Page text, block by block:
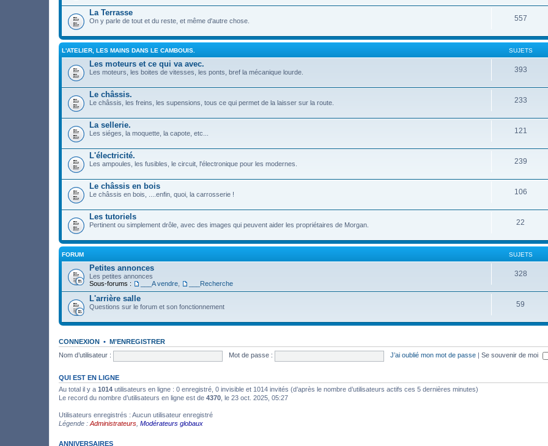
La Terrasse
On y parle de tout et du reste, et même d'autre chose. 557
L'ATELIER, LES MAINS DANS LE CAMBOUIS. SUJETS
Les moteurs et ce qui va avec.
Les moteurs, les boites de vitesses, les ponts, bref la mécanique lourde. 393
Le châssis.
Le châssis, les freins, les supensions, tous ce qui permet de la laisser sur la route. 233
La sellerie.
Les siéges, la moquette, la capote, etc... 121
L'électricité.
Les ampoules, les fusibles, le circuit, l'électronique pour les modernes. 239
Le châssis en bois
Le châssis en bois, ....enfin, quoi, la carrosserie ! 106
Les tutoriels
Pertinent ou simplement drôle, avec des images qui peuvent aider les propriétaires de Morgan. 22
FORUM SUJETS
Petites annonces
Les petites annonces
Sous-forums :
___A vendre ___Recherche
328
L'arrière salle
Questions sur le forum et son fonctionnement 59
CONNEXION • M’ENREGISTRER
Nom d’utilisateur :
Mot de passe : J’ai oublié mon mot de passe Se souvenir de moi
QUI EST EN LIGNE
Au total il y a 1014 utilisateurs en ligne : 0 enregistré, 0 invisible et 1014 invités (d’après le nombre d’utilisateurs actifs ces 5 dernières minutes)
Le record du nombre d’utilisateurs en ligne est de 4370 , le 23 oct. 2025, 05:27
Utilisateurs enregistrés : Aucun utilisateur enregistré
Légende : Administrateurs Modérateurs globaux
ANNIVERSAIRES